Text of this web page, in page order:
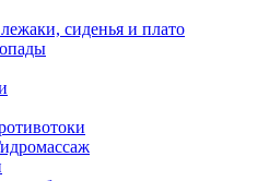
сиденья и плато